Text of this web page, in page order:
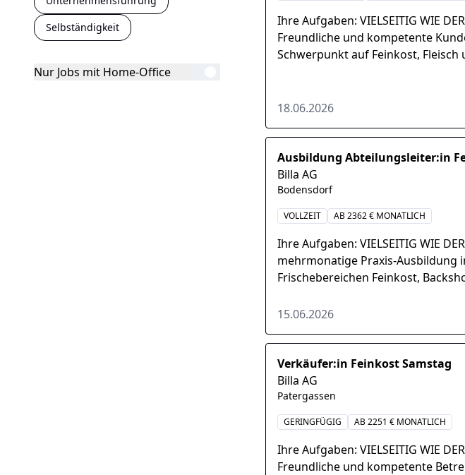
Selbständigkeit
Nur Jobs mit Home-Office
Ihre Aufgaben: VIELSEITIG WIE
Freundliche und kompetente
Schwerpunkt auf Feinkost, Fleisch
18.06.2026
Ausbildung Abteilungsleiter:in
Billa AG
Bodensdorf
VOLLZEIT AB 2362 € MONATLICH
Ihre Aufgaben: VIELSEITIG WIE
mehrmonatige Praxis-Ausbildung
Frischebereichen Feinkost,
erfahrenen Markt-Führungskräfte...
15.06.2026
Verkäufer:in Feinkost Samstag
Billa AG
Patergassen
GERINGFÜGIG AB 2251 € MONATLICH
Ihre Aufgaben: VIELSEITIG WIE
Freundliche und kompetente